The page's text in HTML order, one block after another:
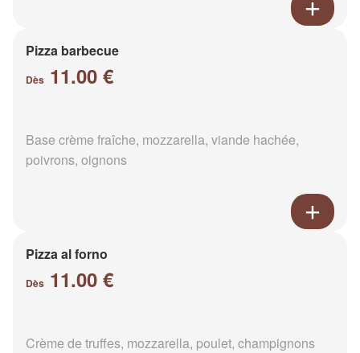
Pizza barbecue
Dès 11.00 €
Base crème fraîche, mozzarella, viande hachée,
poivrons, oignons
Pizza al forno
Dès 11.00 €
Crème de truffes, mozzarella, poulet, champignons